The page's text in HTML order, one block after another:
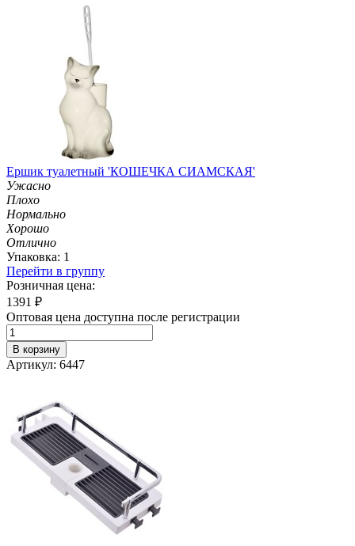
Ершик туалетный 'КОШЕЧКА СИАМСКАЯ'
Ужасно
Плохо
Нормально
Хорошо
Отлично
Упаковка: 1
Перейти в группу
Розничная цена:
1391 ₽
Оптовая цена доступна после регистрации
В корзину
Артикул: 6447